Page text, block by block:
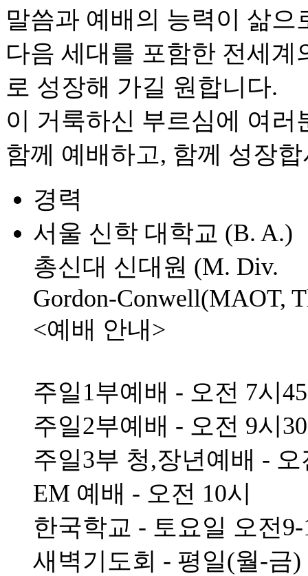
말씀과 예배의 능력이 삶으
다음 세대를 포함한 전세
로 성장해 가길 원합니다.
이 거룩하신 부르심에 여러
함께 예배하고, 함께 성장
경력
서울 신학 대학교 (B. A.)
총신대 신대원 (M. Div.
Gordon-Conwell(MAOT,
<예배 안내>
주일1부예배 - 오전 7시
주일2부예배 - 오전 9시
주일3부 청,장년예배 - 오
EM 예배 - 오전 10시
한국학교 - 토요일 오전9-
새벽기도회 - 평일(월-금)